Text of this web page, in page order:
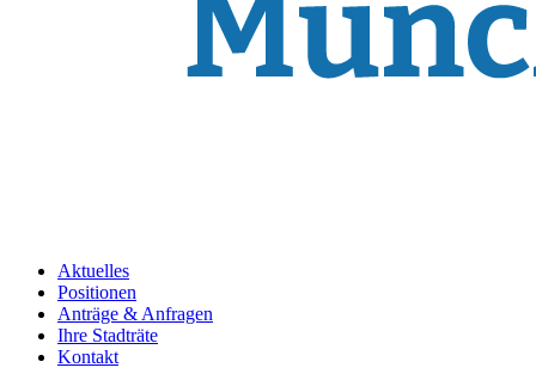
Aktuelles
Positionen
Anträge & Anfragen
Ihre Stadträte
Kontakt